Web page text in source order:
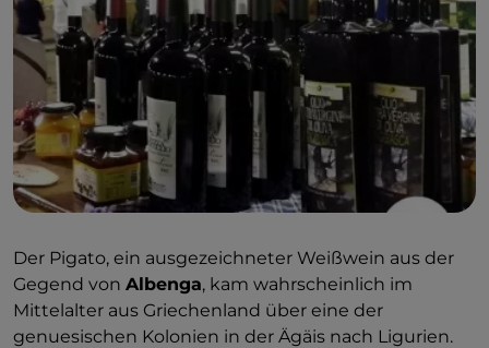
Der Pigato, ein ausgezeichneter Weißwein aus der
Gegend von Albenga, kam wahrscheinlich im
Mittelalter aus Griechenland über eine der
genuesischen Kolonien in der Ägäis nach Ligurien.